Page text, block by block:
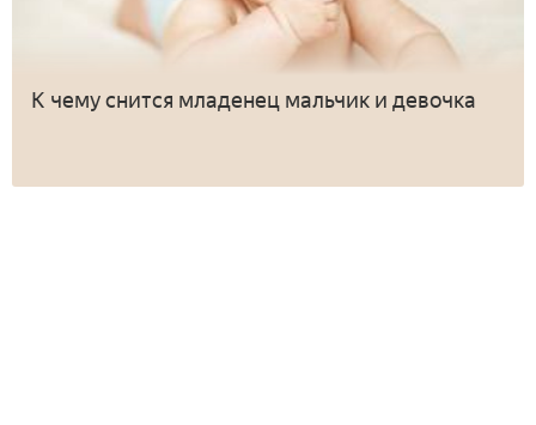
К чему снится младенец мальчик и девочка